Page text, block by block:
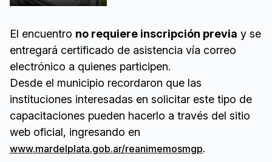
El encuentro no requiere inscripción previa y se
entregará certificado de asistencia vía correo
electrónico a quienes participen.
Desde el municipio recordaron que las
instituciones interesadas en solicitar este tipo de
capacitaciones pueden hacerlo a través del sitio
web oficial, ingresando en
www.mardelplata.gob.ar/reanimemosmgp.